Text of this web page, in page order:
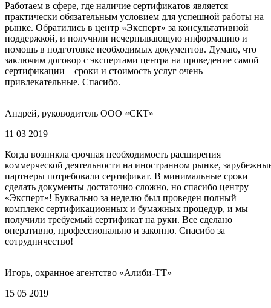
Работаем в сфере, где наличие сертификатов является
практически обязательным условием для успешной работы на
рынке. Обратились в центр «Эксперт» за консультативной
поддержкой, и получили исчерпывающую информацию и
помощь в подготовке необходимых документов. Думаю, что
заключим договор с экспертами центра на проведение самой
сертификации – сроки и стоимость услуг очень
привлекательные. Спасибо.
Андрей, руководитель ООО «СКТ»
11 03 2019
Когда возникла срочная необходимость расширения
коммерческой деятельности на иностранном рынке,
партнеры потребовали сертификат. В минимальные сроки
сделать документы достаточно сложно, но спасибо центру
«Эксперт»! Буквально за неделю был проведен полный
комплекс сертификационных и бумажных процедур, и мы
получили требуемый сертификат на руки. Все сделано
оперативно, профессионально и законно. Спасибо за
сотрудничество!
Игорь, охранное агентство «Алиби-ТТ»
15 05 2019